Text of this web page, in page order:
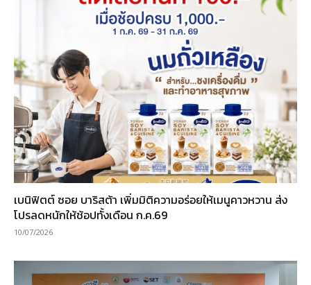
เบนิฟิตต์ ซอย บาริสต้า เพิ่มมิติความอร่อยให้เมนูคาวหวาน ส่ง
โปรลดหนักให้ช้อปทั้งเดือน ก.ค.69
10/07/2026